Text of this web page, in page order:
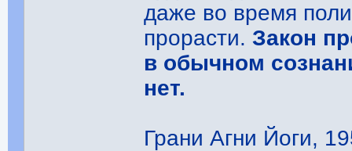
даже во время
прорасти.Закон
в обычном
нет.
Грани Агни Йоги,